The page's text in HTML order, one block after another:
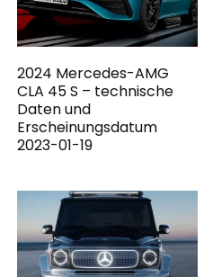
2024 Mercedes-AMG
CLA 45 S – technische
Daten und
Erscheinungsdatum
2023-01-19